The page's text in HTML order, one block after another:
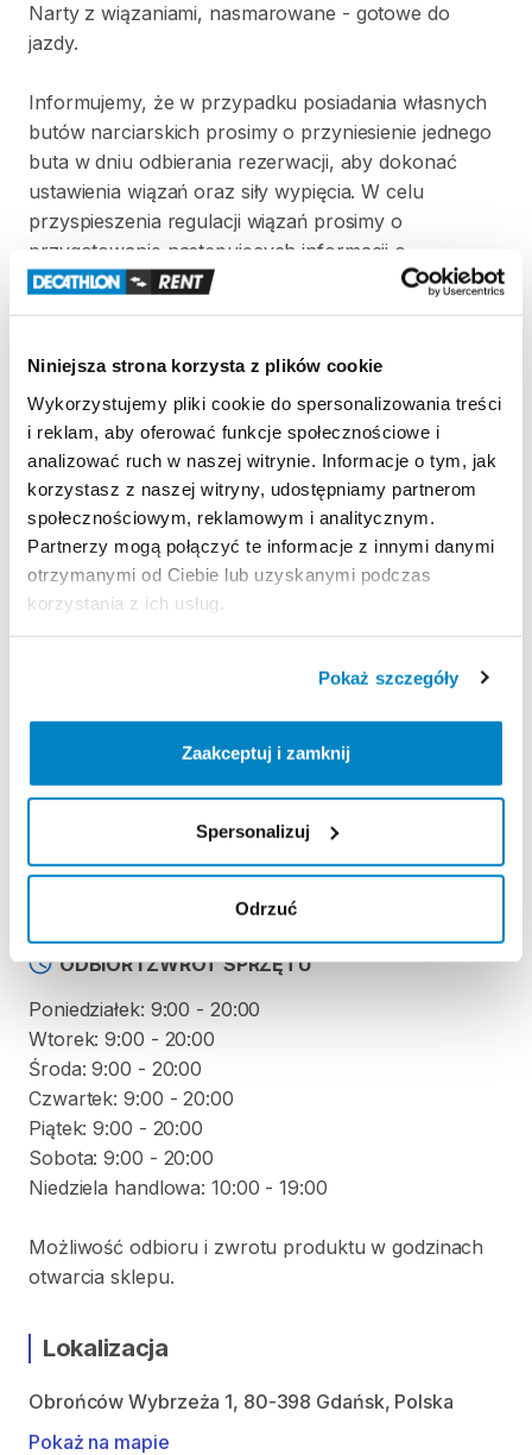
Niniejsza strona korzysta z plików cookie
Wykorzystujemy pliki cookie do spersonalizowania treści
i reklam, aby oferować funkcje społecznościowe i
analizować ruch w naszej witrynie. Informacje o tym, jak
korzystasz z naszej witryny, udostępniamy partnerom
społecznościowym, reklamowym i analitycznym.
Partnerzy mogą połączyć te informacje z innymi danymi
otrzymanymi od Ciebie lub uzyskanymi podczas
korzystania z ich usług.
Pokaż szczegóły
Zaakceptuj i zamknij
Spersonalizuj
Odrzuć
Narty z wiązaniami​​​​​​,​ nasmarowane - gotowe do
jazdy.
Informujemy​,​ że w przypadku posiadania własnych
butów narciarskich prosimy o przyniesienie jednego
buta w dniu odbierania rezerwacji​,​ aby dokonać
ustawienia wiązań oraz siły wypięcia. W celu
przyspieszenia regulacji wiązań prosimy o
przygotowanie następujących informacji o
użytkowniku: wzrost​,​
poziom
umiejętności w skali 1–3.
Jeżeli klient nie dostarczy swojego buta
narciarskiego przy odbiorze nart​,​ regulację wiązań
wykonuje we własnym zakresie.
Strona produktu w sklepie
Zasady wypożyczenia
Regulamin wypożyczalni
KAUCJA
produktu
ODBIÓR I ZWROT SPRZĘTU
Poniedziałek: 9:00 - 20:00
Wtorek: 9:00 - 20:00
Środa: 9:00 - 20:00
Czwartek: 9:00 - 20:00
Piątek: 9:00 - 20:00
Sobota: 9:00 - 20:00
Niedziela handlowa: 10:00 - 19:00
Możliwość odbioru i zwrotu produktu w godzinach
otwarcia sklepu.
Lokalizacja
Obrońców Wybrzeża 1, 80-398 Gdańsk, Polska
Pokaż na mapie